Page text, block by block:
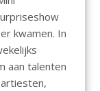
kwamen. In
aan talenten